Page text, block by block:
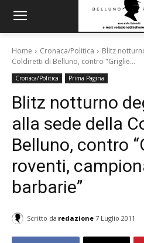
Home Cronaca/Politica
Blitz
Coldiretti di Belluno, contro "Griglie...
Cronaca/Politica Prima Pagina
Blitz notturno
alla sede della
Belluno, contro
roventi,
barbarie”
Scritto da redazione 7 Luglio 2011